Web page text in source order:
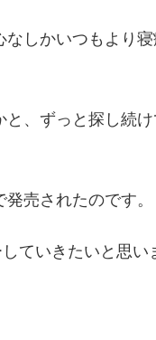
しかいつもより
、ずっと探し続け
売されたのです。
ていきたいと思い